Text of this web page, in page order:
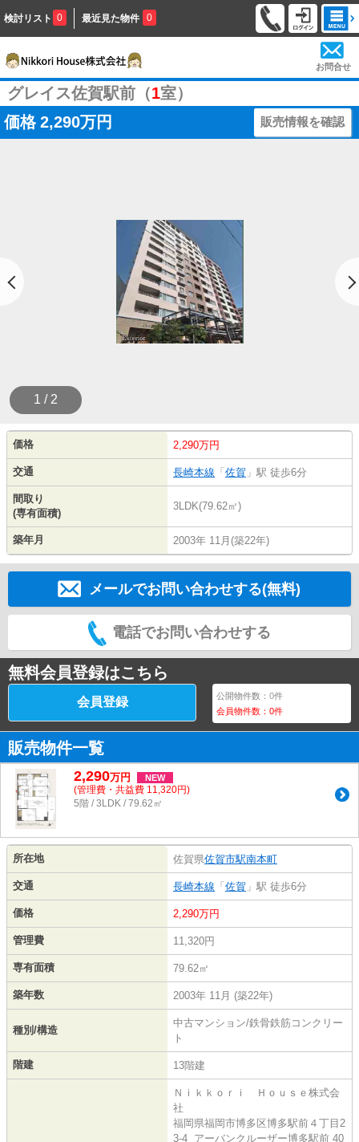
検討リスト 0 最近見た物件 0
お問合せ
グレイス佐賀駅前（1室）
価格 2,290万円 販売情報を確認
1 / 2
価格 2,290万円
交通 長崎本線 「 佐賀 」駅 徒歩6分
間取り
(専有面積)
3LDK(79.62㎡)
築年月 2003年 11月(築22年)
メールでお問い合わせする(無料)
電話でお問い合わせする
無料会員登録はこちら
会員登録 公開物件数：0件
会員物件数：0件
販売物件一覧
2,290万円 NEW
(管理費・共益費 11,320円)
5階 / 3LDK / 79.62㎡
所在地 佐賀県佐賀市駅南本町
交通 長崎本線 「 佐賀 」駅 徒歩6分
価格 2,290万円
管理費 11,320円
専有面積 79.62㎡
築年数 2003年 11月 (築22年)
種別/構造
中古マンション/鉄骨鉄筋コンクリー
ト
階建 13階建
Ｎｉｋｋｏｒｉ Ｈｏｕｓｅ株式会
社
福岡県福岡市博多区博多駅前４丁目2
3-4 アーバンクルーザー博多駅前 40